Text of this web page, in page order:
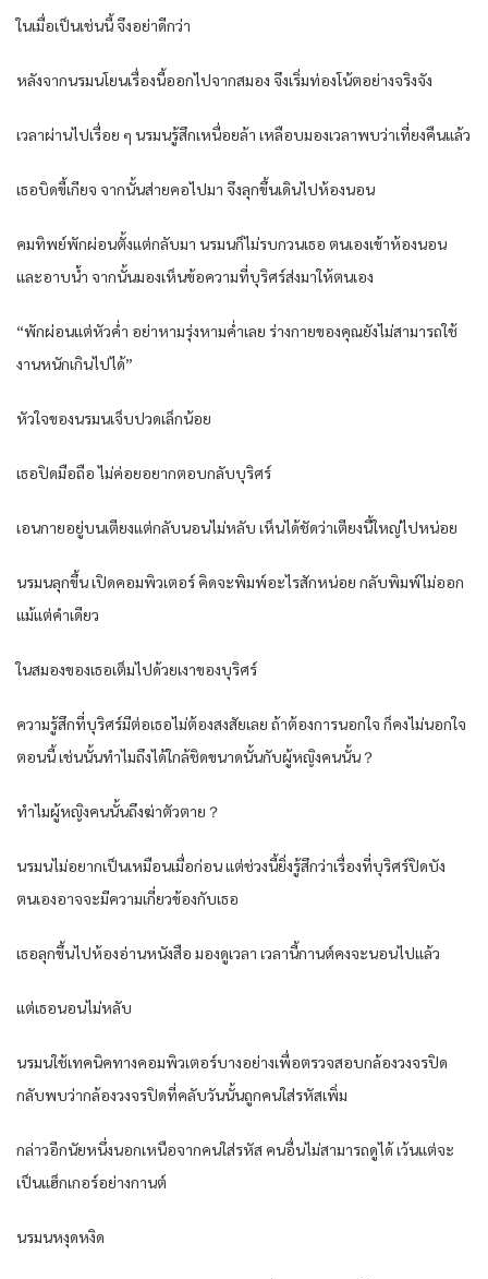
ในเมื่อเป็นเช่นนี้ จึงอย่าดีกว่า
หลังจากนรมนโยนเรื่องนี้ออกไปจากสมอง จึงเริ่มท่องโน้ตอย่างจริงจัง
เวลาผ่านไปเรื่อย ๆ นรมนรู้สึกเหนื่อยล้า เหลือบมองเวลาพบว่าเที่ยงคืนแล้ว
เธอบิดขี้เกียจ จากนั้นส่ายคอไปมา จึงลุกขึ้นเดินไปห้องนอน
คมทิพย์พักผ่อนตั้งแต่กลับมา นรมนก็ไม่รบกวนเธอ ตนเองเข้าห้องนอน
และอาบน้ำ จากนั้นมองเห็นข้อความที่บุริศร์ส่งมาให้ตนเอง
“พักผ่อนแต่หัวค่ำ อย่าหามรุ่งหามค่ำเลย ร่างกายของคุณยังไม่สามารถใช้
งานหนักเกินไปได้”
หัวใจของนรมนเจ็บปวดเล็กน้อย
เธอปิดมือถือ ไม่ค่อยอยากตอบกลับบุริศร์
เอนกายอยู่บนเตียงแต่กลับนอนไม่หลับ เห็นได้ชัดว่าเตียงนี้ใหญ่ไปหน่อย
นรมนลุกขึ้น เปิดคอมพิวเตอร์ คิดจะพิมพ์อะไรสักหน่อย กลับพิมพ์ไม่ออก
แม้แต่คำเดียว
ในสมองของเธอเต็มไปด้วยเงาของบุริศร์
ความรู้สึกที่บุริศร์มีต่อเธอไม่ต้องสงสัยเลย ถ้าต้องการนอกใจ ก็คงไม่นอกใจ
ตอนนี้ เช่นนั้นทำไมถึงได้ใกล้ชิดขนาดนั้นกับผู้หญิงคนนั้น？
ทำไมผู้หญิงคนนั้นถึงฆ่าตัวตาย？
นรมนไม่อยากเป็นเหมือนเมื่อก่อน แต่ช่วงนี้ยิ่งรู้สึกว่าเรื่องที่บุริศร์ปิดบัง
ตนเองอาจจะมีความเกี่ยวข้องกับเธอ
เธอลุกขึ้นไปห้องอ่านหนังสือ มองดูเวลา เวลานี้กานต์คงจะนอนไปแล้ว
แต่เธอนอนไม่หลับ
นรมนใช้เทคนิคทางคอมพิวเตอร์บางอย่างเพื่อตรวจสอบกล้องวงจรปิด
กลับพบว่ากล้องวงจรปิดที่คลับวันนั้นถูกคนใส่รหัสเพิ่ม
กล่าวอีกนัยหนึ่งนอกเหนือจากคนใส่รหัส คนอื่นไม่สามารถดูได้ เว้นแต่จะ
เป็นแฮ็กเกอร์อย่างกานต์
นรมนหงุดหงิด